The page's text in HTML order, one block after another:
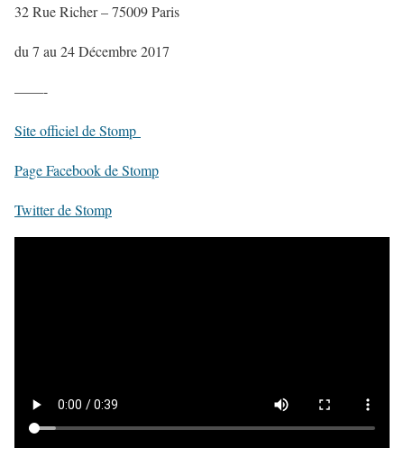
32 Rue Richer – 75009 Paris
du 7 au 24 Décembre 2017
——-
Site officiel de Stomp
Page Facebook de Stomp
Twitter de Stomp